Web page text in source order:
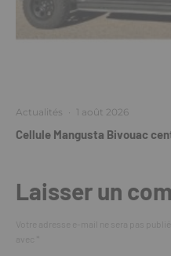
Actualités · 1 août 2026
Cellule Mangusta Bivouac
Laisser un